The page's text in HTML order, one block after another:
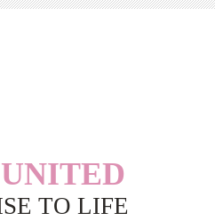
UNITED
TO LIFE